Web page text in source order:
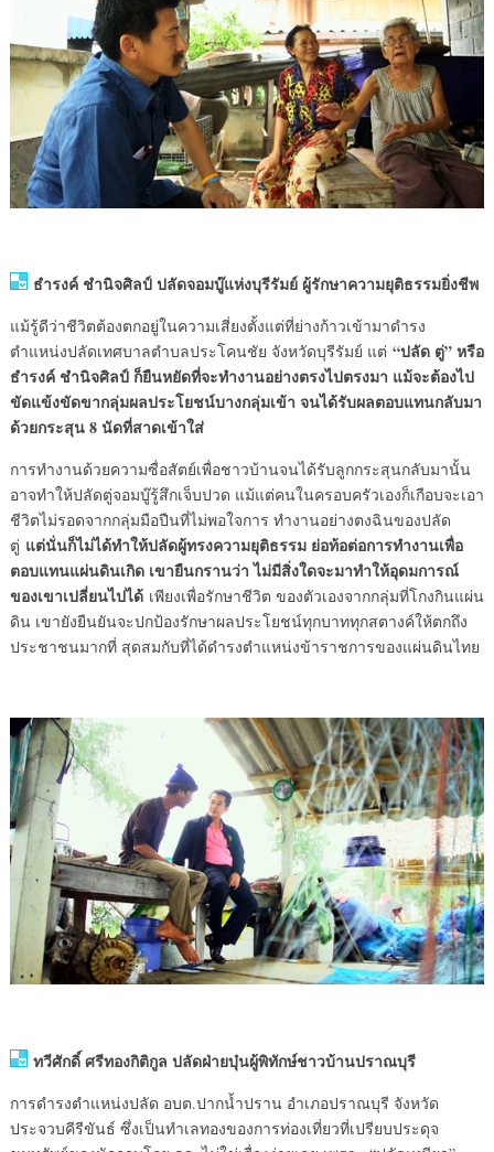
ธำรงค์ ชำนิจศิลป์ ปลัดจอมบู๊แห่งบุรีรัมย์ ผู้รักษาความยุติธรรมยิ่งชีพ
แม้รู้ดีว่าชีวิตต้องตกอยู่ในความเสี่ยงตั้งแต่ที่ย่างก้าวเข้ามาดำรง
ตำแหน่งปลัดเทศบาลตำบลประโคนชัย จังหวัดบุรีรัมย์ แต่ “ปลัด ตู่” หรือ
ธำรงค์ ชำนิจศิลป์ ก็ยืนหยัดที่จะทำงานอย่างตรงไปตรงมา แม้จะต้องไป
ขัดแข้งขัดขากลุ่มผลประโยชน์บางกลุ่มเข้า จนได้รับผลตอบแทนกลับมา
ด้วยกระสุน 8 นัดที่สาดเข้าใส่
การทำงานด้วยความซื่อสัตย์เพื่อชาวบ้านจนได้รับลูกกระสุนกลับมานั้น
อาจทำให้ปลัดตู่จอมบู๊รู้สึกเจ็บปวด แม้แต่คนในครอบครัวเองก็เกือบจะเอา
ชีวิตไม่รอดจากกลุ่มมือปืนที่ไม่พอใจการ ทำงานอย่างตงฉินของปลัด
ตู่ แต่นั่นก็ไม่ได้ทำให้ปลัดผู้ทรงความยุติธรรม ย่อท้อต่อการทำงานเพื่อ
ตอบแทนแผ่นดินเกิด เขายืนกรานว่า ไม่มีสิ่งใดจะมาทำให้อุดมการณ์
ของเขาเปลี่ยนไปได้ เพียงเพื่อรักษาชีวิต ของตัวเองจากกลุ่มที่โกงกินแผ่น
ดิน เขายังยืนยันจะปกป้องรักษาผลประโยชน์ทุกบาททุกสตางค์ให้ตกถึง
ประชาชนมากที่ สุดสมกับที่ได้ดำรงตำแหน่งข้าราชการของแผ่นดินไทย
ทวีศักดิ์ ศรีทองกิติกูล ปลัดฝ่ายบุ๋นผู้พิทักษ์ชาวบ้านปราณบุรี
การดำรงตำแหน่งปลัด อบต.ปากน้ำปราน อำเภอปราณบุรี จังหวัด
ประจวบคีรีขันธ์ ซึ่งเป็นทำเลทองของการท่องเที่ยวที่เปรียบประดุจ